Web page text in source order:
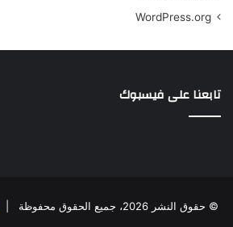
WordPress.org
تابعنا على فيسبوك
© حقوق النشر 2026، جميع الحقوق محفوظة |